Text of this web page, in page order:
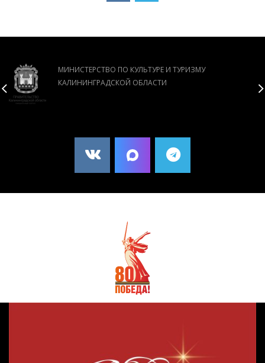
МИНИСТЕРСТВО ПО КУЛЬТУРЕ И ТУРИЗМУ
КАЛИНИНГРАДСКОЙ ОБЛАСТИ